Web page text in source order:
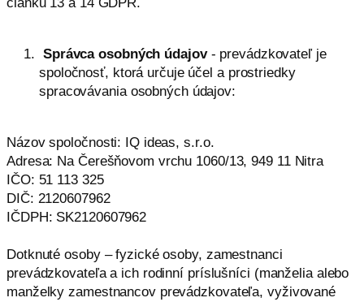
článku 13 a 14 GDPR.
Správca osobných údajov- prevádzkovateľ je
spoločnosť, ktorá určuje účel a prostriedky
spracovávania osobných údajov:
Názov spoločnosti: IQ ideas, s.r.o.
Adresa: Na Čerešňovom vrchu 1060/13, 949 11 Nitra
IČO: 51 113 325
DIČ: 2120607962
IČDPH: SK2120607962
Dotknuté osoby – fyzické osoby, zamestnanci
prevádzkovateľa a ich rodinní príslušníci (manželia alebo
manželky zamestnancov prevádzkovateľa, vyživované